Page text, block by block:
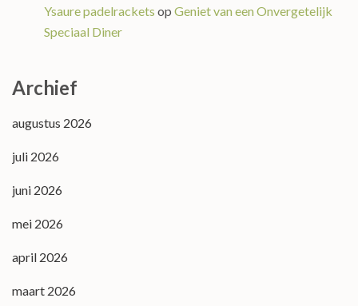
Ysaure padelrackets op Geniet van een Onvergetelijk
Speciaal Diner
Archief
augustus 2026
juli 2026
juni 2026
mei 2026
april 2026
maart 2026